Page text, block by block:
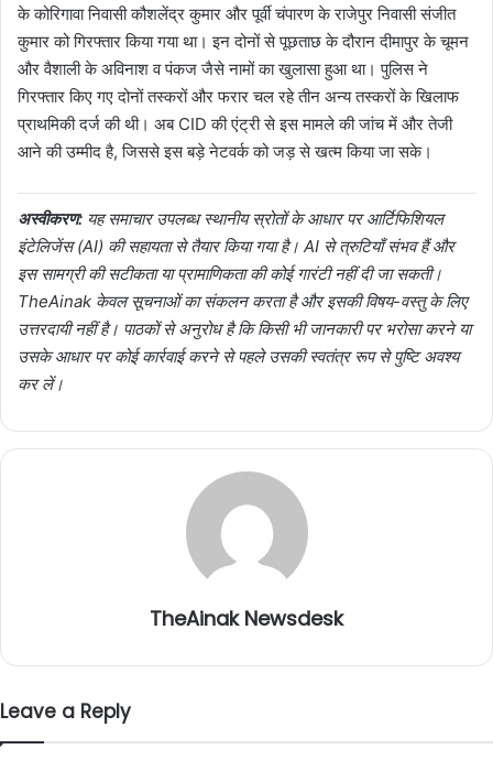
के कोरिगावा निवासी कौशलेंद्र कुमार और पूर्वी चंपारण के राजेपुर निवासी संजीत
कुमार को गिरफ्तार किया गया था। इन दोनों से पूछताछ के दौरान दीमापुर के चूमन
और वैशाली के अविनाश व पंकज जैसे नामों का खुलासा हुआ था। पुलिस ने
गिरफ्तार किए गए दोनों तस्करों और फरार चल रहे तीन अन्य तस्करों के खिलाफ
प्राथमिकी दर्ज की थी। अब CID की एंट्री से इस मामले की जांच में और तेजी
आने की उम्मीद है, जिससे इस बड़े नेटवर्क को जड़ से खत्म किया जा सके।
अस्वीकरण: यह समाचार उपलब्ध स्थानीय स्रोतों के आधार पर आर्टिफिशियल
इंटेलिजेंस (AI) की सहायता से तैयार किया गया है। AI से त्रुटियाँ संभव हैं और
इस सामग्री की सटीकता या प्रामाणिकता की कोई गारंटी नहीं दी जा सकती।
TheAinak केवल सूचनाओं का संकलन करता है और इसकी विषय-वस्तु के लिए
उत्तरदायी नहीं है। पाठकों से अनुरोध है कि किसी भी जानकारी पर भरोसा करने या
उसके आधार पर कोई कार्रवाई करने से पहले उसकी स्वतंत्र रूप से पुष्टि अवश्य
कर लें।
TheAinak Newsdesk
Leave a Reply